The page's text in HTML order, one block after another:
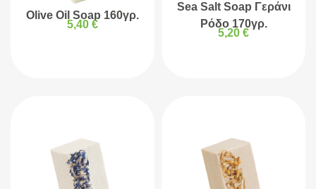
Olive Oil Soap 160γρ.
5,40 €
Sea Salt Soap Γεράνι
Ρόδο 170γρ.
5,20 €